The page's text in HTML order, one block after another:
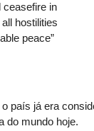
ceasefire in
hostilities
peace”
país já era
do mundo hoje.